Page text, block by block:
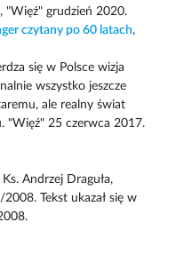
, "Więź" grudzień 2020.
czytany po 60 latach,
się w Polsce wizja
wszystko jeszcze
ale realny świat
"Więź" 25 czerwca 2017.
Ks. Andrzej Draguła,
Tekst ukazał się w